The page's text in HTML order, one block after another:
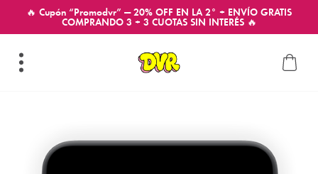
🔥 Cupón “Promodvr” — 20% OFF EN LA 2° + ENVÍO GRATIS
COMPRANDO 3 + 3 CUOTAS SIN INTERÉS 🔥